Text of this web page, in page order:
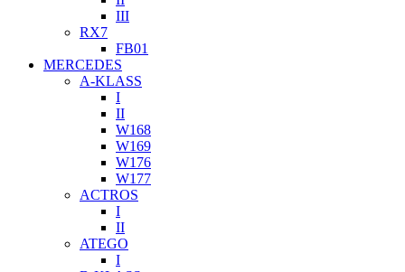
III
RX7
FB01
MERCEDES
A-KLASS
I
II
W168
W169
W176
W177
ACTROS
I
II
ATEGO
I